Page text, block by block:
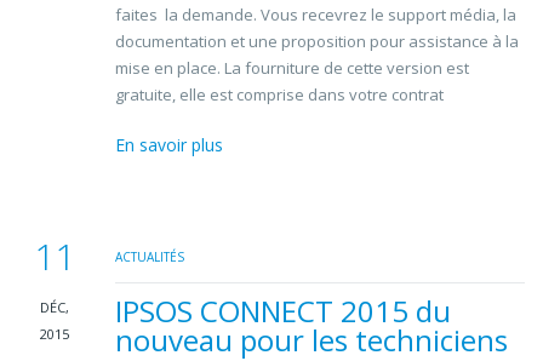
faites la demande. Vous recevrez le support média, la
documentation et une proposition pour assistance à la
mise en place. La fourniture de cette version est
gratuite, elle est comprise dans votre contrat
En savoir plus
11
DÉC,
2015
ACTUALITÉS
IPSOS CONNECT 2015 du
nouveau pour les techniciens